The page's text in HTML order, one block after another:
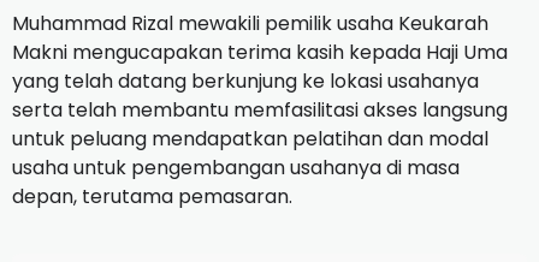
Muhammad Rizal mewakili pemilik usaha Keukarah
Makni mengucapakan terima kasih kepada Haji Uma
yang telah datang berkunjung ke lokasi usahanya
serta telah membantu memfasilitasi akses langsung
untuk peluang mendapatkan pelatihan dan modal
usaha untuk pengembangan usahanya di masa
depan, terutama pemasaran.